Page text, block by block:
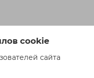
cookie
сайта